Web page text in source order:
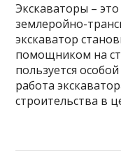
Экскаваторы –
землеройно-
экскаватор
помощником на
пользуется
работа
строительства в